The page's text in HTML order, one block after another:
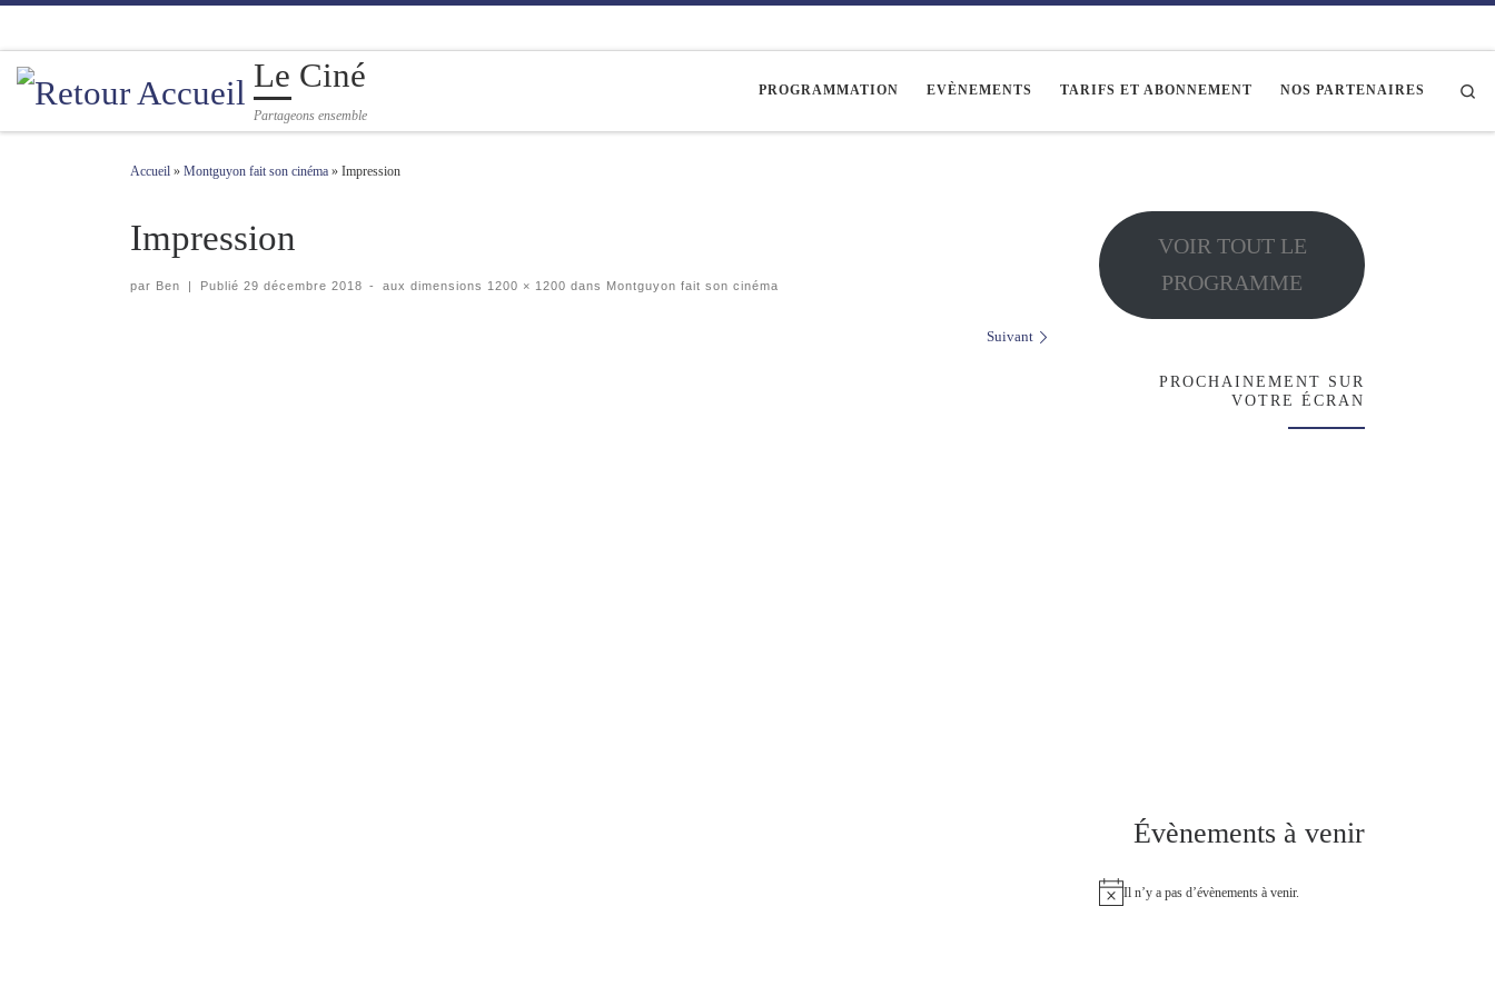
Le Ciné
Partageons ensemble
PROGRAMMATION EVÈNEMENTS TARIFS ET ABONNEMENT NOS PARTENAIRES
Accueil » Montguyon fait son cinéma » Impression
Impression
par Ben Publié 29 décembre 2018 - aux dimensions 1200 × 1200 dans Montguyon fait son cinéma
Suivant
VOIR TOUT LE
PROGRAMME
PROCHAINEMENT SUR
VOTRE ÉCRAN
Évènements à venir
N
Il n’y a pas d’évènements à venir.